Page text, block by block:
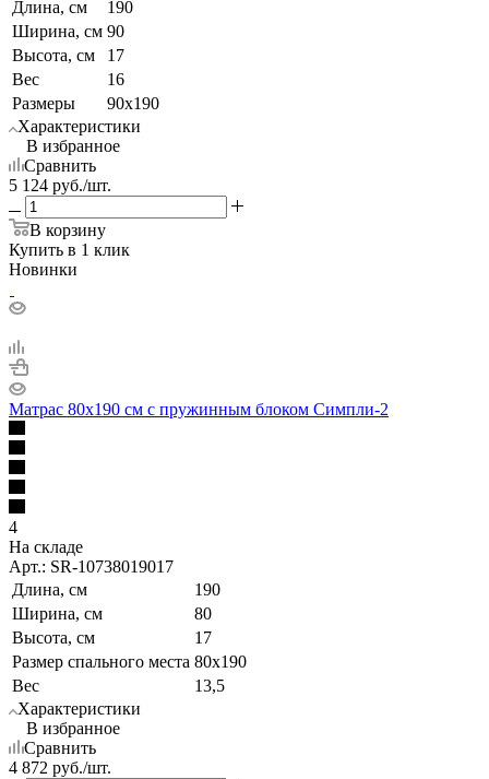
Длина, см
190
Ширина, см 90
Высота, см
17
Вес
16
Размеры
90х190
Характеристики
В избранное
Сравнить
5 124 руб./шт.
В корзину
Купить в 1 клик
Новинки
Матрас 80х190 см с пружинным блоком Симпли-2
4
На складе
Арт.: SR-10738019017
Длина, см
190
Ширина, см
80
Высота, см
17
Размер спального места 80x190
Вес
13,5
Характеристики
В избранное
Сравнить
4 872 руб./шт.